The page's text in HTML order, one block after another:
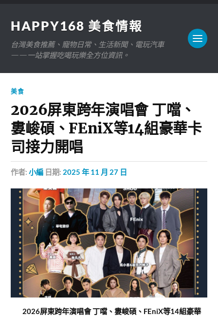
HAPPY168 美食情報
台灣美食推薦、寵物日常、生活新聞、電玩汽車
——一站掌握吃喝玩樂全方位資訊。
美食
2026屏東跨年演唱會 丁噹、
婁峻碩、FEniX等14組豪華卡
司接力開唱
作者:小編 日期: 2025 年 11 月 27 日
2026屏東跨年演唱會 丁噹、婁峻碩、FEniX等14組豪華